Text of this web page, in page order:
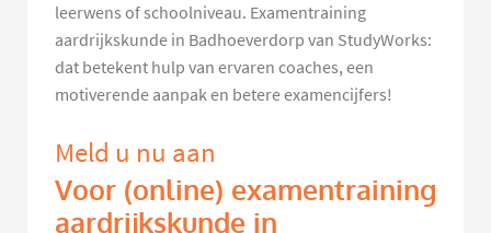
leerwens of schoolniveau. Examentraining
aardrijkskunde in Badhoeverdorp van StudyWorks:
dat betekent hulp van ervaren coaches, een
motiverende aanpak en betere examencijfers!
Meld u nu aan
Voor (online) examentraining
aardrijkskunde in